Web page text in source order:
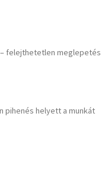
felejthetetlen meglepetés
pihenés helyett a munkát